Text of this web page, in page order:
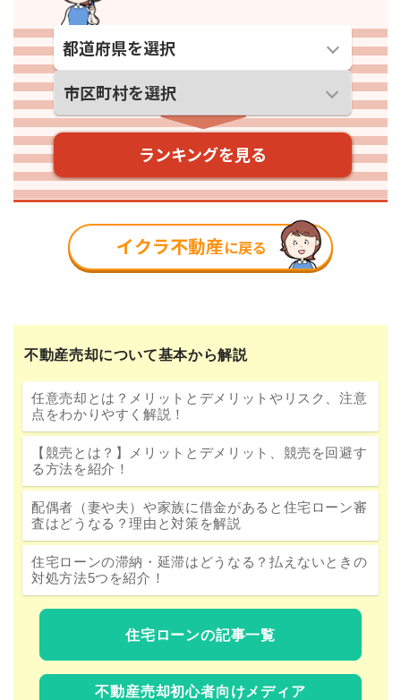
不動産売却について基本から解説
任意売却とは？メリットとデメリットやリスク、注意
点をわかりやすく解説！
【競売とは？】メリットとデメリット、競売を回避す
る方法を紹介！
配偶者（妻や夫）や家族に借金があると住宅ローン審
査はどうなる？理由と対策を解説
住宅ローンの滞納・延滞はどうなる？払えないときの
対処方法5つを紹介！
住宅ローンの記事一覧
不動産売却初心者向けメディア